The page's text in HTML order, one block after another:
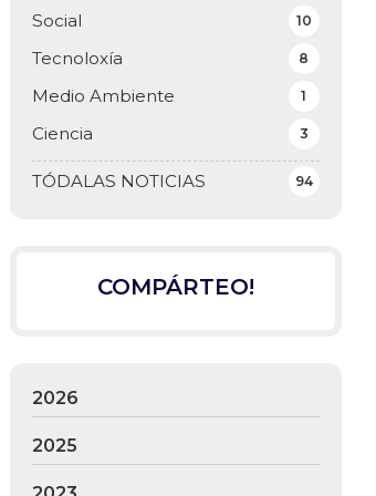
TÓDALAS NOTICIAS 94
Social 10
Tecnoloxía 8
Medio Ambiente 1
Ciencia 3
COMPÁRTEO!
2026
2025